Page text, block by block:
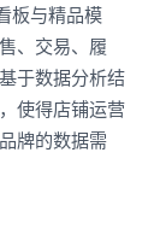
板与精品模
、交易、履
于数据分析结
使得店铺运营
牌的数据需